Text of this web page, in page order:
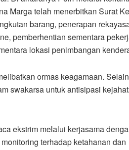
Marga telah menerbitkan Surat
barang, penerapan
pemberhentian sementara
lokasi penimbangan
ormas keagamaan.
swakarsa untuk antisipasi
ekstrim melalui kerjasama
terhadap ketahanan dan